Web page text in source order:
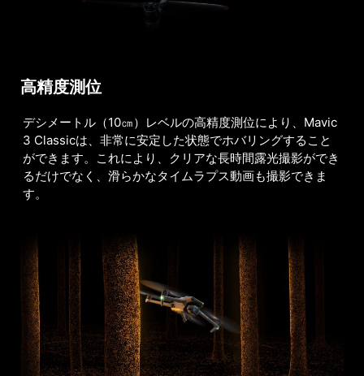
高精度測位
デシメートル（10㎝）レベルの高精度測位により、Mavic
3 Classicは、非常に安定した状態でホバリングすること
ができます。これにより、クリアな長時間露光撮影ができ
るだけでなく、滑らかなタイムラプス動画も撮影できま
す。